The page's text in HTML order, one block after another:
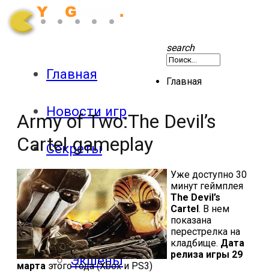
Главная
Новости игр
Секреты
Патчи
Обзоры
Экшены
search
Главная
Army of Two:The Devil’s
Cartel gameplay
Уже доступно 30
минут геймплея
The Devil’s
Cartel. В нем
показана
перестрелка на
кладбище. Дата
релиза игры 29
марта этого года (Xbox и PS3)